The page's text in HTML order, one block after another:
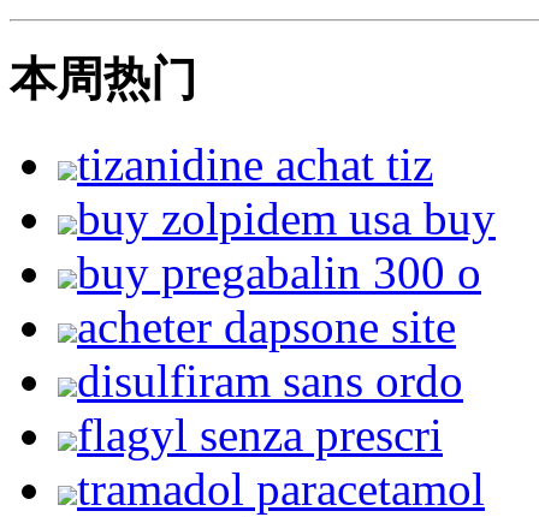
本周热门
tizanidine achat tiz
buy zolpidem usa buy
buy pregabalin 300 o
acheter dapsone site
disulfiram sans ordo
flagyl senza prescri
tramadol paracetamol